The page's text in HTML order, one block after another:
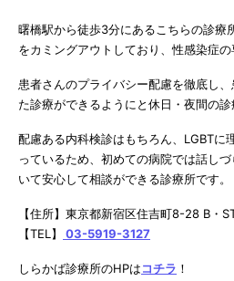
曙橋駅から徒歩3分にあるこちらの診療
をカミングアウトしており、性感染症の
患者さんのプライバシー配慮を徹底し
た診療ができるようにと休日・夜間の診
配慮ある内科検診はもちろん、LGBTに
っているため、初めての病院では話し
いて安心して相談ができる診療所です。
【住所】東京都新宿区住吉町8-28 B・
【TEL】
03-5919-3127
しらかば診療所のHPはコチラ ！